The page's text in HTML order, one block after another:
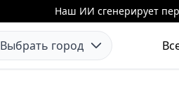
Наш ИИ сгенерирует
Выбрать город